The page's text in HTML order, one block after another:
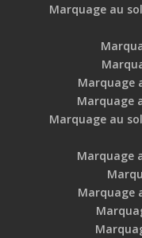
Marquage au
Marquage
Marquage
Marquage au
Marquage
Marquage